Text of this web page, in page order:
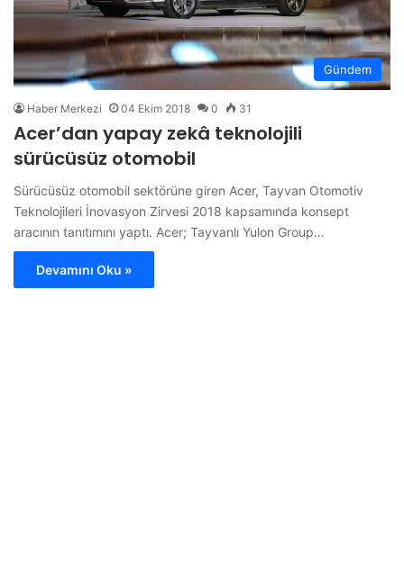
Gündem
Haber Merkezi 04 Ekim 2018 0 31
Acer’dan yapay zekâ teknolojili
sürücüsüz otomobil
Sürücüsüz otomobil sektörüne giren Acer, Tayvan Otomotiv
Teknolojileri İnovasyon Zirvesi 2018 kapsamında konsept
aracının tanıtımını yaptı. Acer; Tayvanlı Yulon Group…
Devamını Oku »